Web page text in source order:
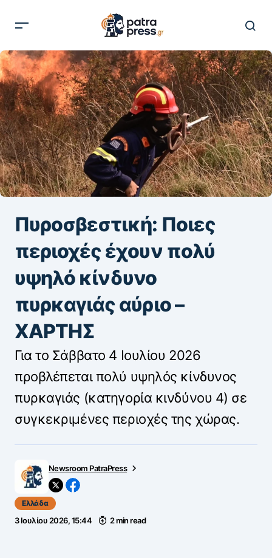
Πυροσβεστική: Ποιες
περιοχές έχουν πολύ
υψηλό κίνδυνο
πυρκαγιάς αύριο –
ΧΑΡΤΗΣ
Για το Σάββατο 4 Ιουλίου 2026
προβλέπεται πολύ υψηλός κίνδυνος
πυρκαγιάς (κατηγορία κινδύνου 4) σε
συγκεκριμένες περιοχές της χώρας.
Newsroom PatraPress
Ελλάδα
3 Ιουλίου 2026, 15:44 2 min read